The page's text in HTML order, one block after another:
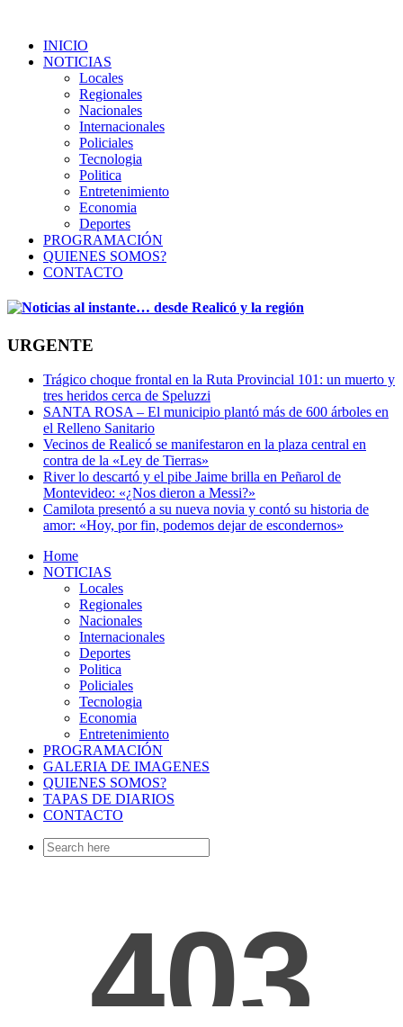
INICIO
NOTICIAS
Locales
Regionales
Nacionales
Internacionales
Policiales
Tecnologia
Politica
Entretenimiento
Economia
Deportes
PROGRAMACIÓN
QUIENES SOMOS?
CONTACTO
URGENTE
Trágico choque frontal en la Ruta Provincial 101: un muerto y
tres heridos cerca de Speluzzi
SANTA ROSA – El municipio plantó más de 600 árboles en
el Relleno Sanitario
Vecinos de Realicó se manifestaron en la plaza central en
contra de la «Ley de Tierras»
River lo descartó y el pibe Jaime brilla en Peñarol de
Montevideo: «¿Nos dieron a Messi?»
Camilota presentó a su nueva novia y contó su historia de
amor: «Hoy, por fin, podemos dejar de escondernos»
Home
NOTICIAS
Locales
Regionales
Nacionales
Internacionales
Deportes
Politica
Policiales
Tecnologia
Economia
Entretenimiento
PROGRAMACIÓN
GALERIA DE IMAGENES
QUIENES SOMOS?
TAPAS DE DIARIOS
CONTACTO
Search
for: